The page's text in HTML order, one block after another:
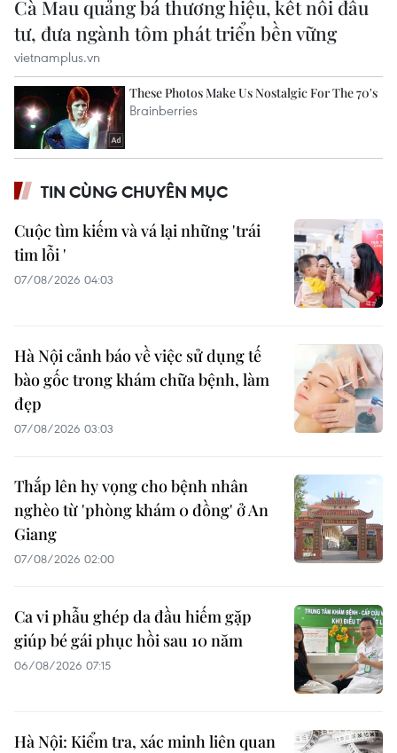
TIN CÙNG CHUYÊN MỤC
Cuộc tìm kiếm và vá lại những 'trái
tim lỗi '
07/08/2026 04:03
Hà Nội cảnh báo về việc sử dụng tế
bào gốc trong khám chữa bệnh, làm
đẹp
07/08/2026 03:03
Thắp lên hy vọng cho bệnh nhân
nghèo từ 'phòng khám 0 đồng' ở An
Giang
07/08/2026 02:00
Ca vi phẫu ghép da đầu hiếm gặp
giúp bé gái phục hồi sau 10 năm
06/08/2026 07:15
Hà Nội: Kiểm tra, xác minh liên quan